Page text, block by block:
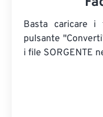
Basta caricare i
pulsante
i file SORGENTE